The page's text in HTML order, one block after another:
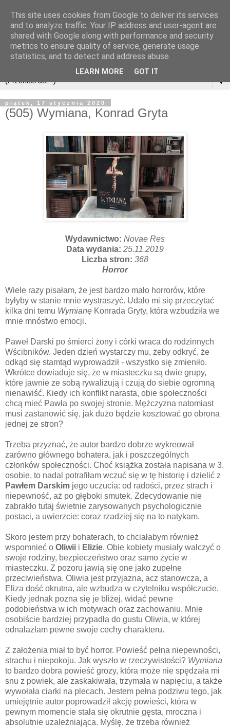
▼
piątek, 17 stycznia 2020
(505) Wymiana, Konrad Gryta
Wydawnictwo: Novae Res
Data wydania: 25.11.2019
Liczba stron: 368
Horror
Wiele razy pisałam, że jest bardzo mało horrorów, które
byłyby w stanie mnie wystraszyć. Udało mi się przeczytać
kilka dni temu Wymianę Konrada Gryty, która wzbudziła we
mnie mnóstwo emocji.
Paweł Darski po śmierci żony i córki wraca do rodzinnych
Wścibników. Jeden dzień wystarczy mu, żeby odkryć, że
odkąd się stamtąd wyprowadził - wszystko się zmieniło.
Wkrótce dowiaduje się, że w miasteczku są dwie grupy,
które jawnie ze sobą rywalizują i czują do siebie ogromną
nienawiść. Kiedy ich konflikt narasta, obie społeczności
chcą mieć Pawła po swojej stronie. Mężczyzna natomiast
musi zastanowić się, jak dużo będzie kosztować go obrona
jednej ze stron?
Trzeba przyznać, że autor bardzo dobrze wykreował
zarówno głównego bohatera, jak i poszczególnych
członków społeczności. Choć książka została napisana w 3.
osobie, to nadal potrafiłam wczuć się w tę historię i dzielić z
Pawłem Darskim jego uczucia: od radości, przez strach i
niepewność, aż po głęboki smutek. Zdecydowanie nie
zabrakło tutaj świetnie zarysowanych psychologicznie
postaci, a uwierzcie: coraz rzadziej się na to natykam.
Skoro jestem przy bohaterach, to chciałabym również
wspomnieć o Oliwii i Elizie. Obie kobiety musiały walczyć o
swoje rodziny, bezpieczeństwo oraz samo życie w
miasteczku. Z pozoru jawią się one jako zupełne
przeciwieństwa. Oliwia jest przyjazna, acz stanowcza, a
Eliza dość okrutna, ale wzbudza w czytelniku współczucie.
Kiedy jednak pozna się je bliżej, widać pewne
podobieństwa w ich motywach oraz zachowaniu. Mnie
osobiście bardziej przypadła do gustu Oliwia, w której
odnalazłam pewne swoje cechy charakteru.
Z założenia miał to być horror. Powieść pełna niepewności,
strachu i niepokoju. Jak wyszło w rzeczywistości? Wymiana
to bardzo dobra powieść grozy, która może nie spędzała mi
snu z powiek, ale zaskakiwała, trzymała w napięciu, a także
wywołała ciarki na plecach. Jestem pełna podziwu tego, jak
umiejętnie autor poprowadził akcję powieści, która w
pewnym momencie stała się okrutnie gęsta, mroczna i
absolutnie uzależniająca. Myślę, że trzeba również
This site uses cookies from Google to deliver its services
and to analyze traffic. Your IP address and user-agent are
shared with Google along with performance and security
metrics to ensure quality of service, generate usage
statistics, and to detect and address abuse.
LEARN MORE GOT IT